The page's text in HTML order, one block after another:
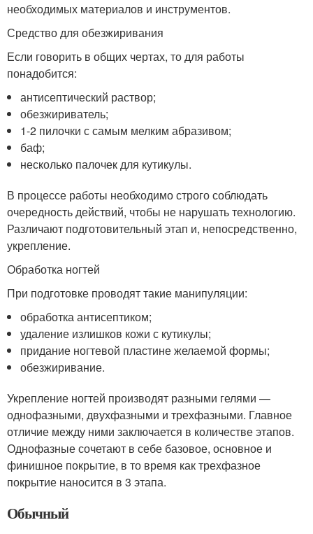
необходимых материалов и инструментов.
Средство для обезжиривания
Если говорить в общих чертах, то для работы
понадобится:
антисептический раствор;
обезжириватель;
1-2 пилочки с самым мелким абразивом;
баф;
несколько палочек для кутикулы.
В процессе работы необходимо строго соблюдать
очередность действий, чтобы не нарушать технологию.
Различают подготовительный этап и, непосредственно,
укрепление.
Обработка ногтей
При подготовке проводят такие манипуляции:
обработка антисептиком;
удаление излишков кожи с кутикулы;
придание ногтевой пластине желаемой формы;
обезжиривание.
Укрепление ногтей производят разными гелями —
однофазными, двухфазными и трехфазными. Главное
отличие между ними заключается в количестве этапов.
Однофазные сочетают в себе базовое, основное и
финишное покрытие, в то время как трехфазное
покрытие наносится в 3 этапа.
Обычный